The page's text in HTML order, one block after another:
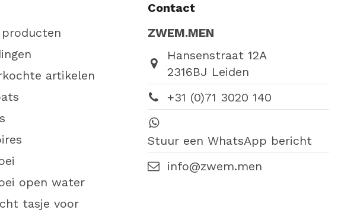
artikelen
open water
tasje voor
Contact
ZWEM.MEN
Hansenstraat 12A
2316BJ Leiden
+31 (0)71 3020 140
Stuur een WhatsApp bericht
info@zwem.men